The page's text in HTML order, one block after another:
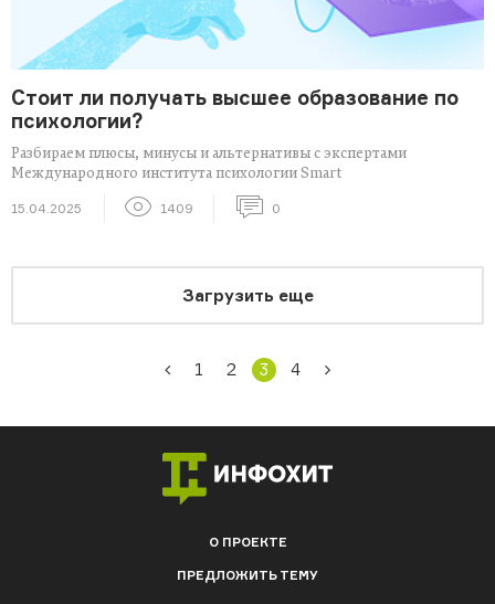
Стоит ли получать высшее образование по
психологии?
Разбираем плюсы, минусы и альтернативы с экспертами
Международного института психологии Smart
15.04.2025 1409 0
Загрузить еще
1 2 3 4
О ПРОЕКТЕ
ПРЕДЛОЖИТЬ ТЕМУ